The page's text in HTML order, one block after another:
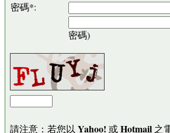
密碼*:
密碼)
請注意：若您以 Yahoo! 或Hotmail 之